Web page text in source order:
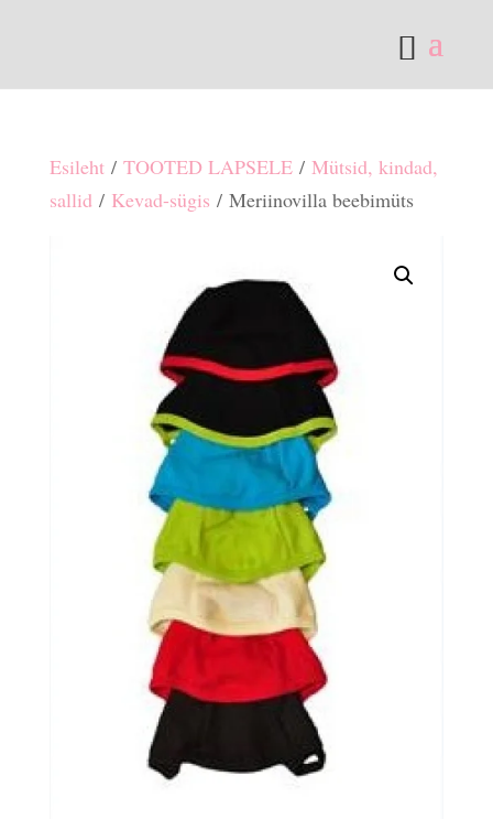
Esileht/ TOOTED LAPSELE/ Mütsid, kindad,
sallid/ Kevad-sügis / Meriinovilla beebimüts